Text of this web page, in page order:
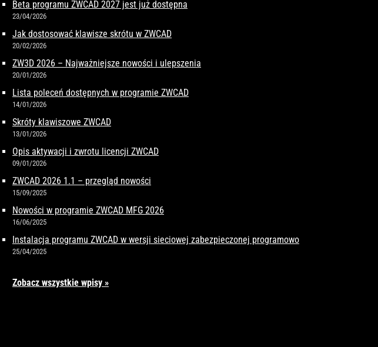
Beta programu ZWCAD 2027 jest już dostępna
23/04/2026
Jak dostosować klawisze skrótu w ZWCAD
20/02/2026
ZW3D 2026 – Najważniejsze nowości i ulepszenia
20/01/2026
Lista poleceń dostępnych w programie ZWCAD
14/01/2026
Skróty klawiszowe ZWCAD
13/01/2026
Opis aktywacji i zwrotu licencji ZWCAD
09/01/2026
ZWCAD 2026 1.1 – przegląd nowości
15/09/2025
Nowości w programie ZWCAD MFG 2026
16/06/2025
Instalacja programu ZWCAD w wersji sieciowej zabezpieczonej programowo
25/04/2025
Zobacz wszystkie wpisy »